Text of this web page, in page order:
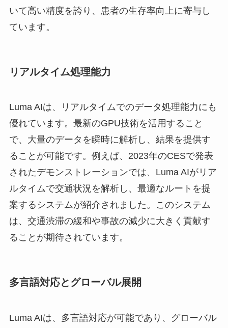
いて高い精度を誇り、患者の生存率向上に寄与し
ています。
リアルタイム処理能力
Luma AIは、リアルタイムでのデータ処理能力にも
優れています。最新のGPU技術を活用すること
で、大量のデータを瞬時に解析し、結果を提供す
ることが可能です。例えば、2023年のCESで発表
されたデモンストレーションでは、Luma AIがリア
ルタイムで交通状況を解析し、最適なルートを提
案するシステムが紹介されました。このシステム
は、交通渋滞の緩和や事故の減少に大きく貢献す
ることが期待されています。
多言語対応とグローバル展開
Luma AIは、多言語対応が可能であり、グローバル